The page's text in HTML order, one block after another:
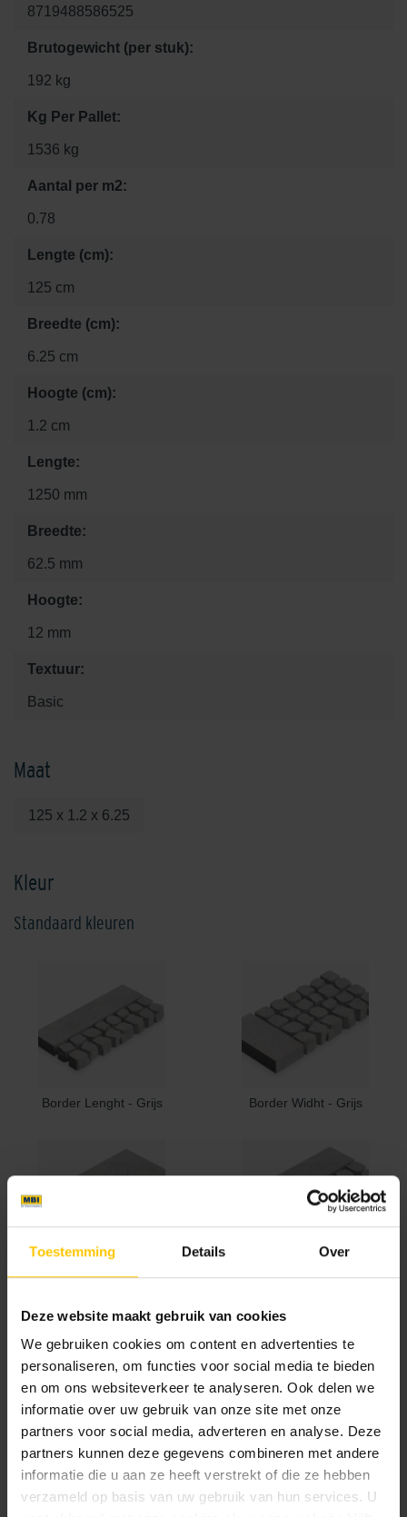
Toestemming Details Over
Deze website maakt gebruik van cookies
We gebruiken cookies om content en advertenties te
personaliseren, om functies voor social media te bieden
en om ons websiteverkeer te analyseren. Ook delen we
informatie over uw gebruik van onze site met onze
partners voor social media, adverteren en analyse. Deze
partners kunnen deze gegevens combineren met andere
informatie die u aan ze heeft verstrekt of die ze hebben
verzameld op basis van uw gebruik van hun services. U
8719488586525
Brutogewicht (per stuk):
192 kg
Kg Per Pallet:
1536 kg
Aantal per m2:
0.78
Lengte (cm):
125 cm
Breedte (cm):
6.25 cm
Hoogte (cm):
1.2 cm
Lengte:
1250 mm
Breedte:
62.5 mm
Hoogte:
12 mm
Textuur:
Basic
Maat
125 x 1.2 x 6.25
Kleur
Standaard kleuren
Border Lenght - Grijs Border Widht - Grijs
Corner L - Grijs Corner R - Grijs
Standard - Grijs